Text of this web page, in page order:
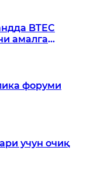
BTEC
амалга
форуми
учун очиқ